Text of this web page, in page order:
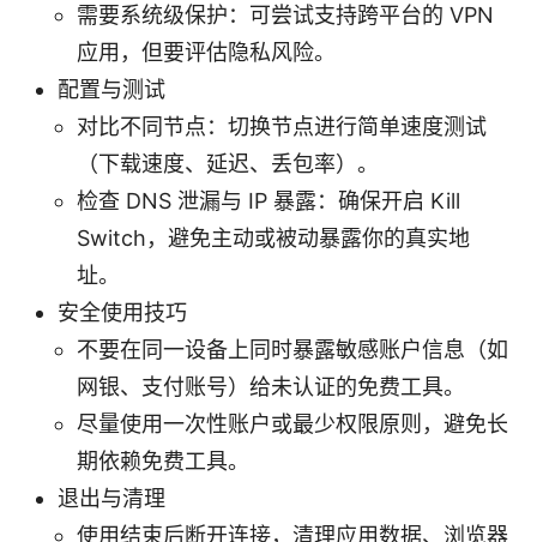
需要系统级保护：可尝试支持跨平台的 VPN
应用，但要评估隐私风险。
配置与测试
对比不同节点：切换节点进行简单速度测试
（下载速度、延迟、丢包率）。
检查 DNS 泄漏与 IP 暴露：确保开启 Kill
Switch，避免主动或被动暴露你的真实地
址。
安全使用技巧
不要在同一设备上同时暴露敏感账户信息（如
网银、支付账号）给未认证的免费工具。
尽量使用一次性账户或最少权限原则，避免长
期依赖免费工具。
退出与清理
使用结束后断开连接，清理应用数据、浏览器